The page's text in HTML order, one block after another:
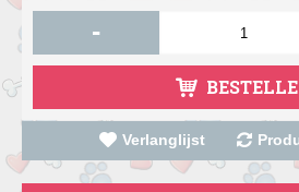
-
Verlanglijst